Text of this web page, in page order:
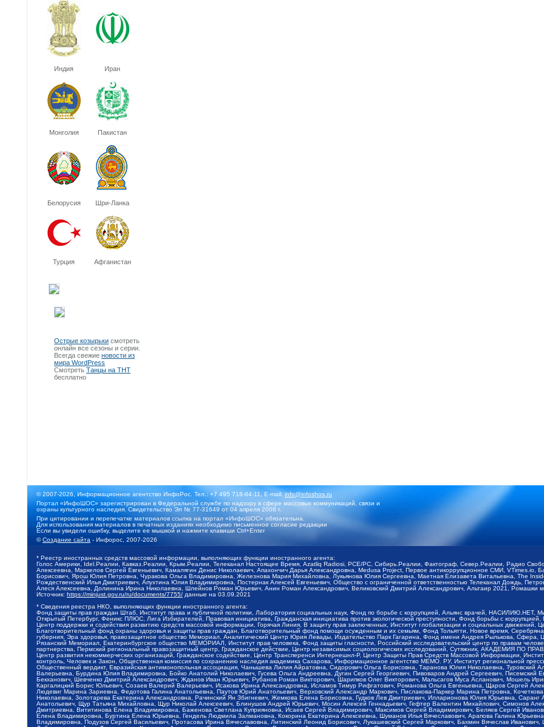
Индия Иран
Монголия Пакистан
Белорусия Шри-Ланка
Турция Афганистан
Острые козырьки смотреть
онлайн все сезоны и серии.
Всегда свежие новости из
мира WordPress
Смотреть Танцы на ТНТ
бесплатно
© 2007-2026, Информационное агентство ИнфоРос. Тел.: +7 495 718-84-11, E-mail:info@infoshos.ru
Портал «ИнфоШОС» зарегистрирован в Федеральной службе по надзору в сфере массовых коммуникаций, связи и
охраны культурного наследия. Свидетельство Эл № 77-31649 от 04 апреля 2008 г.
При цитировании и перепечатке материалов ссылка на портал «ИнфоШОС» обязательна.
Для использования материалов в печатных изданиях необходимо письменное согласие редакции
Если вы увидели ошибку, выделите ее мышкой и нажмите клавиши Ctrl+Enter
©Создание сайта - Инфорос, 2007-2026
* Реестр иностранных средств массовой информации, выполняющих функции иностранного агента:
Голос Америки, Idel.Реалии, Кавказ.Реалии, Крым.Реалии, Телеканал Настоящее Время, Azatliq Radiosi, PCE/PC, Сибирь.Реалии, Фактограф, Север.Реалии, Радио
Алексеевна, Маркелов Сергей Евгеньевич, Камалягин Денис Николаевич, Апахончич Дарья Александровна, Medusa Project, Первое антикоррупционное СМИ,
Борисович, Ярош Юлия Петровна, Чуракова Ольга Владимировна, Железнова Мария Михайловна, Лукьянова Юлия Сергеевна, Маетная Елизавета Витальевна, The
Рождественский Илья Дмитриевич, Апухтина Юлия Владимировна, Постернак Алексей Евгеньевич, Общество с ограниченной ответственностью Телеканал Дождь,
Алеся Алексеевна, Долинина Ирина Николаевна, Шлейнов Роман Юрьевич, Анин Роман Александрович, Великовский Дмитрий Александрович, Альтаир 2021, Ромашки
Источник: https://minjust.gov.ru/ru/documents/7755/ данные на 03.09.2021
* Сведения реестра НКО, выполняющих функции иностранного агента:
Фонд защиты прав граждан Штаб, Институт права и публичной политики, Лаборатория социальных наук, Фонд по борьбе с коррупцией, Альянс врачей,
Открытый Петербург, Феникс ПЛЮС, Лига Избирателей, Правовая инициатива, Гражданская инициатива против экологической преступности, Фонд борьбы с
Центр поддержки и содействия развитию средств массовой информации, Горячая Линия, В защиту прав заключенных, Институт глобализации и социальных
Благотворительный фонд охраны здоровья и защиты прав граждан, Благотворительный фонд помощи осужденным и их семьям, Фонд Тольятти, Новое время,
губерния, Эра здоровья, правозащитное общество Мемориал, Аналитический Центр Юрия Левады, Издательство Парк Гагарина, Фонд имени Андрея Рылькова,
Рязанский Мемориал, Екатеринбургское общество МЕМОРИАЛ, Институт прав человека, Фонд защиты гласности, Российский исследовательский центр по правам
партнерства, Пермский региональный правозащитный центр, Гражданское действие, Центр независимых социологических исследований, Сутяжник, АКАДЕМИЯ ПО
Центр развития некоммерческих организаций, Гражданское содействие, Центр Трансперенси Интернешнл-Р, Центр Защиты Прав Средств Массовой Информации,
контроль, Человек и Закон, Общественная комиссия по сохранению наследия академика Сахарова, Информационное агентство МЕМО. РУ, Институт региональной
Общественный вердикт, Евразийская антимонопольная ассоциация, Чанышева Лилия Айратовна, Сидорович Ольга Борисовна, Таранова Юлия Николаевна, Туровский
Валерьевна, Бурдина Юлия Владимировна, Бойко Анатолий Николаевич, Гусева Ольга Андреевна, Дугин Сергей Георгиевич, Пивоваров Андрей Сергеевич, Писемский
Бекханович, Шевченко Дмитрий Александрович, Жданов Иван Юрьевич, Рубанов Роман Викторович, Шарипков Олег Викторович, Мальсагов Муса Асланович, Мошель
Каргалицкий Борис Юльевич, Созаев Валерий Валерьевич, Исакова Ирина Александровна, Исламов Тимур Рифгатович, Романова Ольга Евгеньевна, Щаров Сергей
Людевиг Марина Зариевна, Федотова Галина Анатольевна, Паутов Юрий Анатольевич, Верховский Александр Маркович, Пислакова-Паркер Марина Петровна,
Николаевна, Золотарева Екатерина Александровна, Рачинский Ян Збигневич, Жемкова Елена Борисовна, Гудков Лев Дмитриевич, Илларионова Юлия Юрьевна,
Анатольевич, Щур Татьяна Михайловна, Щур Николай Алексеевич, Блинушов Андрей Юрьевич, Мосин Алексей Геннадьевич, Гефтер Валентин Михайлович, Симонов
Дмитриевна, Вититинова Елена Владимировна, Баженова Светлана Куприяновна, Исаев Сергей Владимирович, Максимов Сергей Владимирович, Беляев Сергей
Елена Владимировна, Буртина Елена Юрьевна, Гендель Людмила Залмановна, Кокорина Екатерина Алексеевна, Шуманов Илья Вячеславович, Арапова Галина
Владимировна, Подузов Сергей Васильевич, Протасова Ирина Вячеславовна, Литинский Леонид Борисович, Лукашевский Сергей Маркович, Бахмин Вячеслав